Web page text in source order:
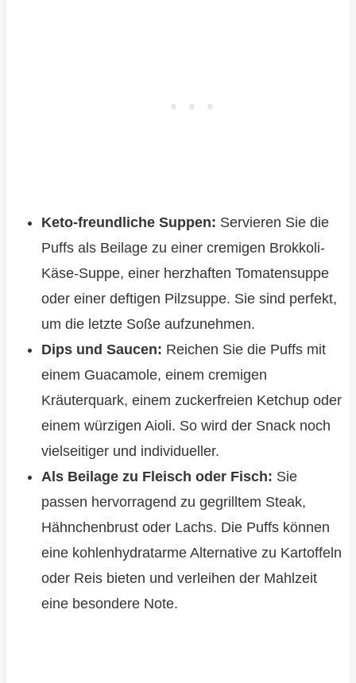
Keto-freundliche Suppen: Servieren Sie die
Puffs als Beilage zu einer cremigen Brokkoli-
Käse-Suppe, einer herzhaften Tomatensuppe
oder einer deftigen Pilzsuppe. Sie sind perfekt,
um die letzte Soße aufzunehmen.
Dips und Saucen: Reichen Sie die Puffs mit
einem Guacamole, einem cremigen
Kräuterquark, einem zuckerfreien Ketchup oder
einem würzigen Aioli. So wird der Snack noch
vielseitiger und individueller.
Als Beilage zu Fleisch oder Fisch: Sie
passen hervorragend zu gegrilltem Steak,
Hähnchenbrust oder Lachs. Die Puffs können
eine kohlenhydratarme Alternative zu Kartoffeln
oder Reis bieten und verleihen der Mahlzeit
eine besondere Note.